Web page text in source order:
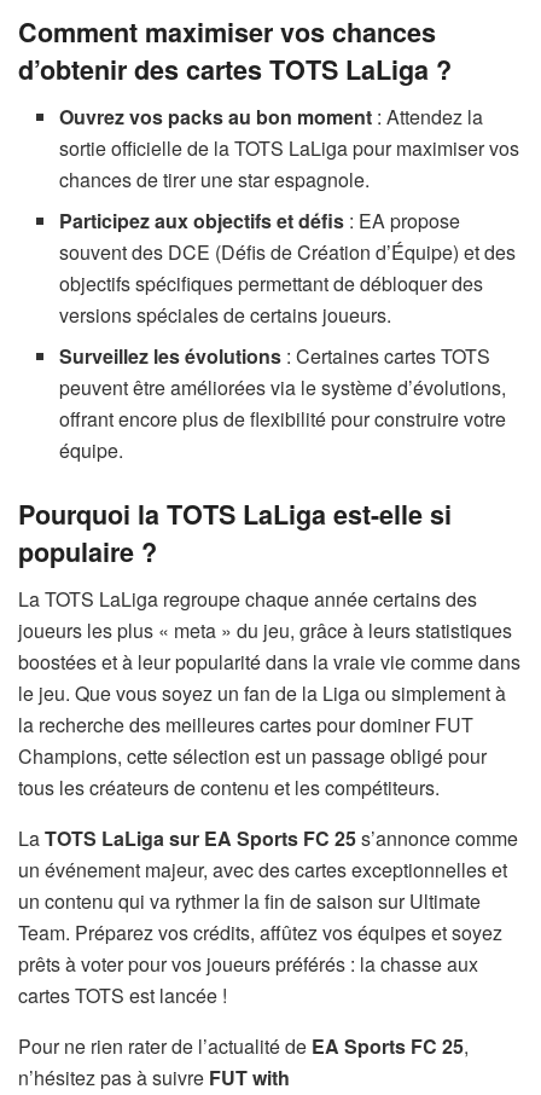
Comment maximiser vos chances
d’obtenir des cartes TOTS LaLiga ?
Ouvrez vos packs au bon moment : Attendez la
sortie officielle de la TOTS LaLiga pour maximiser vos
chances de tirer une star espagnole.
Participez aux objectifs et défis : EA propose
souvent des DCE (Défis de Création d’Équipe) et des
objectifs spécifiques permettant de débloquer des
versions spéciales de certains joueurs.
Surveillez les évolutions : Certaines cartes TOTS
peuvent être améliorées via le système d’évolutions,
offrant encore plus de flexibilité pour construire votre
équipe.
Pourquoi la TOTS LaLiga est-elle si
populaire ?
La TOTS LaLiga regroupe chaque année certains des
joueurs les plus « meta » du jeu, grâce à leurs statistiques
boostées et à leur popularité dans la vraie vie comme dans
le jeu. Que vous soyez un fan de la Liga ou simplement à
la recherche des meilleures cartes pour dominer FUT
Champions, cette sélection est un passage obligé pour
tous les créateurs de contenu et les compétiteurs.
LaTOTS LaLiga sur EA Sports FC 25s’annonce comme
un événement majeur, avec des cartes exceptionnelles et
un contenu qui va rythmer la fin de saison sur Ultimate
Team. Préparez vos crédits, affûtez vos équipes et soyez
prêts à voter pour vos joueurs préférés : la chasse aux
cartes TOTS est lancée !
Pour ne rien rater de l’actualité de EA Sports FC 25,
n’hésitez pas à suivre FUT with